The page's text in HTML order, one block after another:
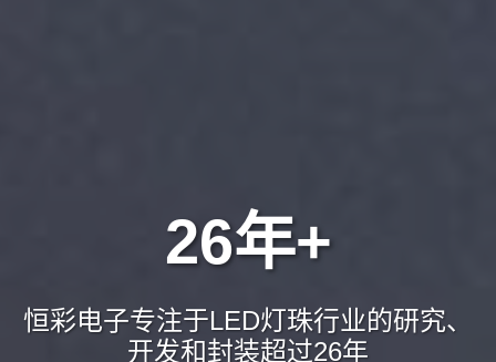
26年+
恒彩电子专注于LED灯珠行业的研究、
开发和封装超过26年